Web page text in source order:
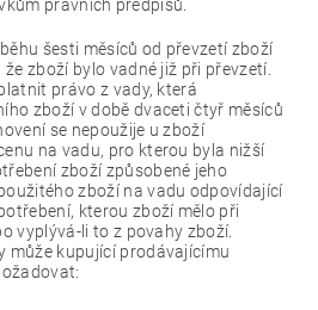
právních předpisů.
šesti měsíců od převzetí zboží
zboží bylo vadné již při převzetí.
právo z vady, která
zboží v době dvaceti čtyř měsíců
se nepoužije u zboží
na vadu, pro kterou byla nižší
zboží způsobené jeho
zboží na vadu odpovídající
kterou zboží mělo při
vyplývá-li to z povahy zboží.
může kupující prodávajícímu